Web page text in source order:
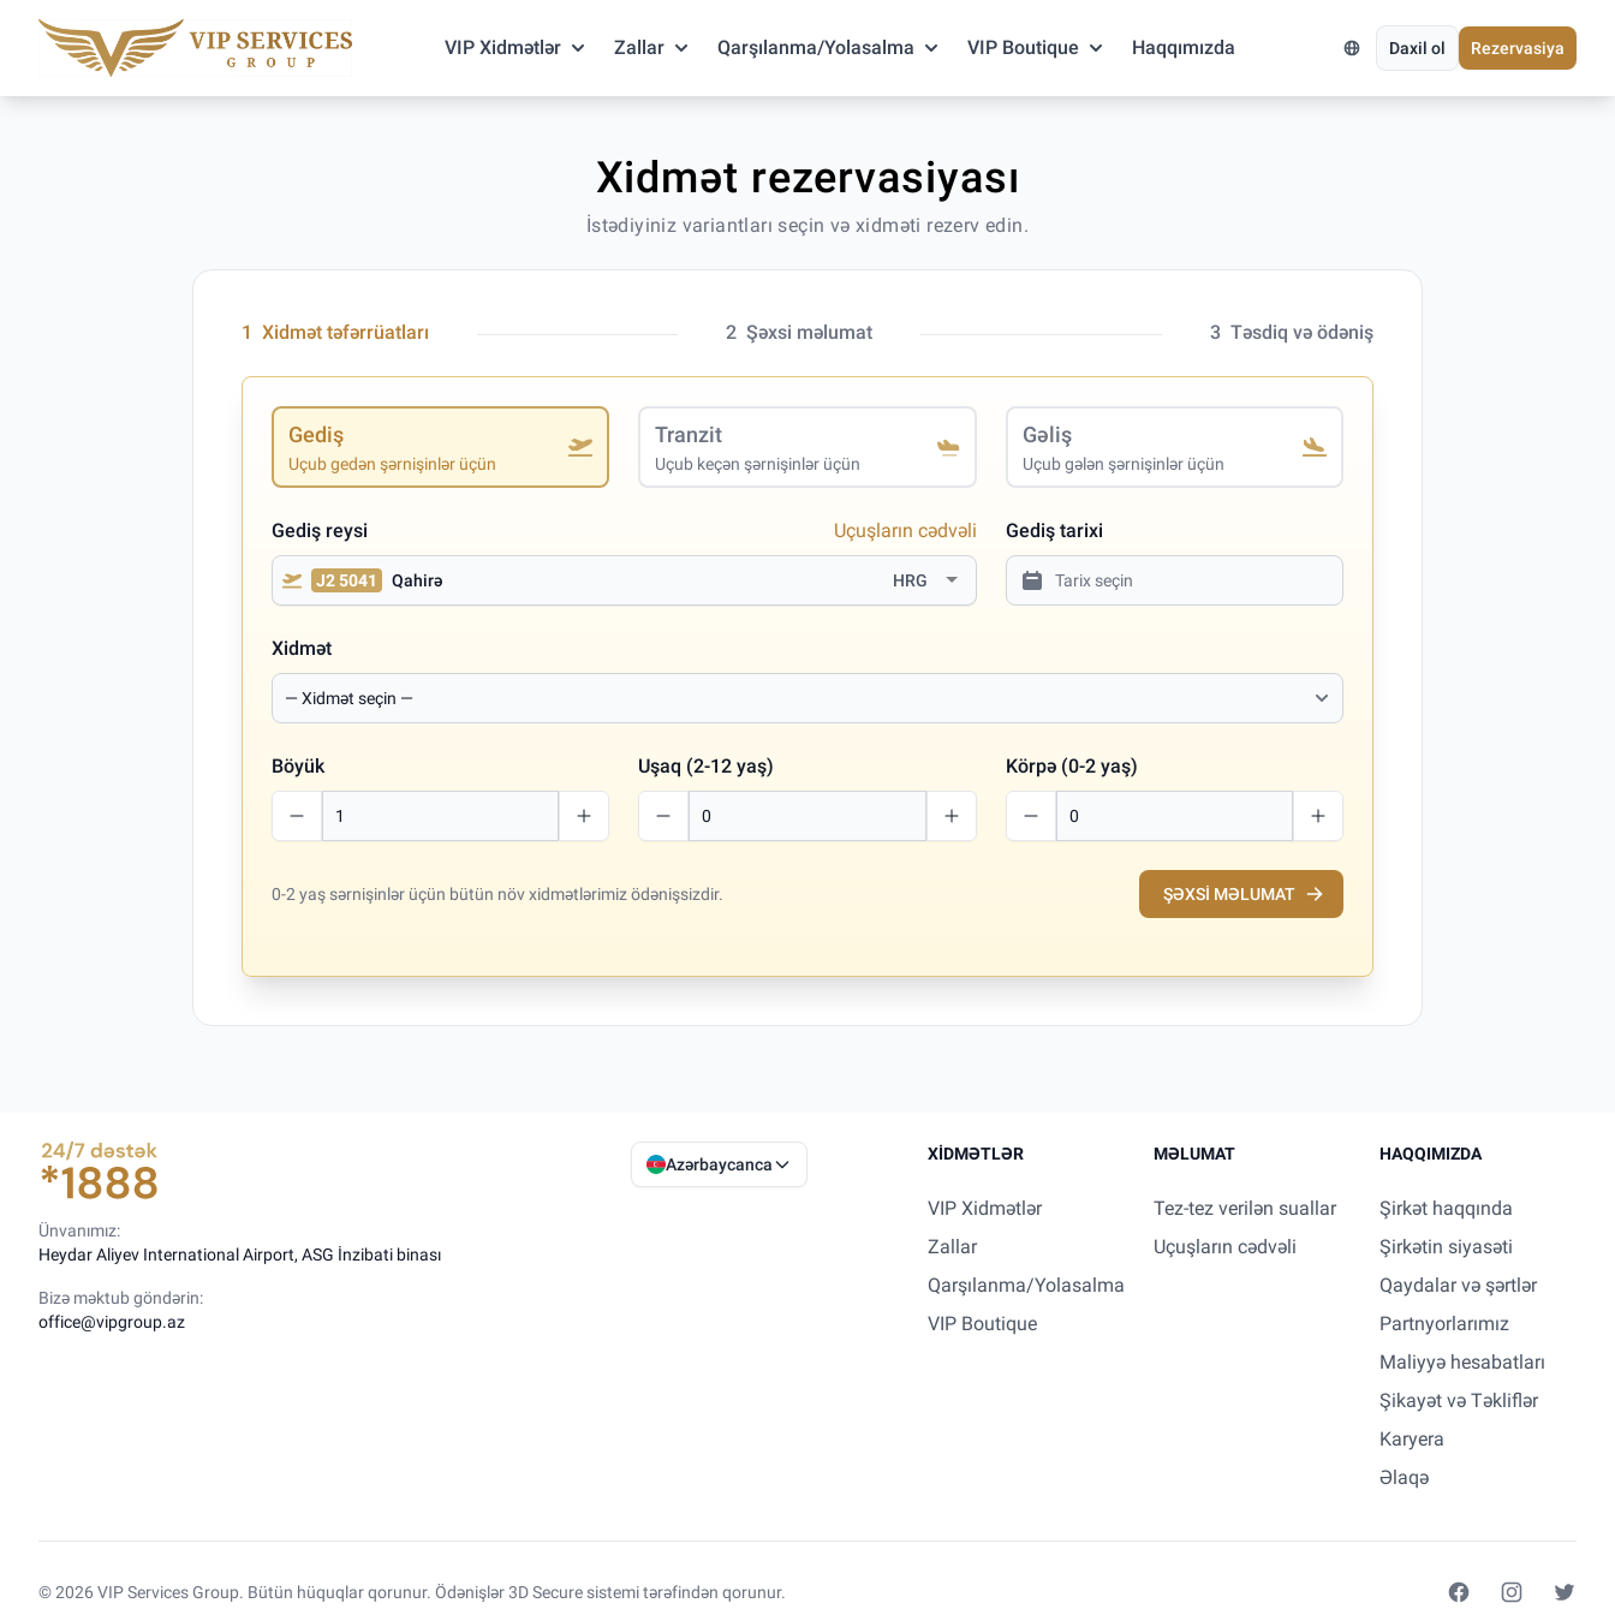
Daxil ol Rezervasiya
VIP Xidmətlər Zallar Qarşılanma/Yolasalma VIP Boutique Haqqımızda
Xidmət rezervasiyası
İstədiyiniz variantları seçin və xidməti rezerv edin.
1 Xidmət təfərrüatları 2 Şəxsi məlumat 3 Təsdiq və ödəniş
Gediş
Uçub gedən şərnişinlər üçün
Tranzit
Uçub keçən şərnişinlər üçün
Gəliş
Uçub gələn şərnişinlər üçün
Gediş reysi Uçuşların cədvəli
J2 5041 Qahirə HRG
Gediş tarixi
Xidmət
Böyük Uşaq (2-12 yaş) Körpə (0-2 yaş)
0-2 yaş sərnişinlər üçün bütün növ xidmətlərimiz ödənişsizdir. ŞƏXSI MƏLUMAT
Azərbaycanca
Ünvanımız:
Heydar Aliyev International Airport, ASG İnzibati binası
Bizə məktub göndərin:
office@vipgroup.az
XIDMƏTLƏR
VIP Xidmətlər
Zallar
Qarşılanma/Yolasalma
VIP Boutique
MƏLUMAT
Tez-tez verilən suallar
Uçuşların cədvəli
HAQQIMIZDA
Şirkət haqqında
Şirkətin siyasəti
Qaydalar və şərtlər
Partnyorlarımız
Maliyyə hesabatları
Şikayət və Təkliflər
Karyera
Əlaqə
© 2026 VIP Services Group. Bütün hüquqlar qorunur. Ödənişlər 3D Secure sistemi tərəfindən qorunur.